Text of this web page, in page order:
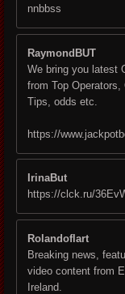
nnbbss
RaymondBUT
We bring you latest
from Top
Tips, odds etc.
https://
IrinaBut
https://clck.ru/
Rolandoflart
Breaking news,
video content from
Ireland.